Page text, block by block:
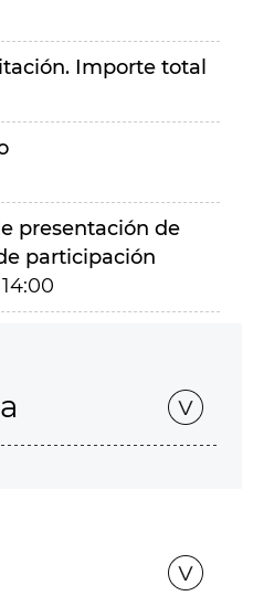
Importe total
presentación de
participación